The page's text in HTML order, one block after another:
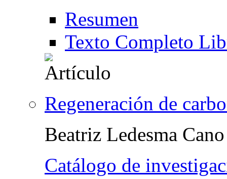
Resumen
Texto Completo
Regeneración de
Beatriz Ledesma Cano
Catálogo de